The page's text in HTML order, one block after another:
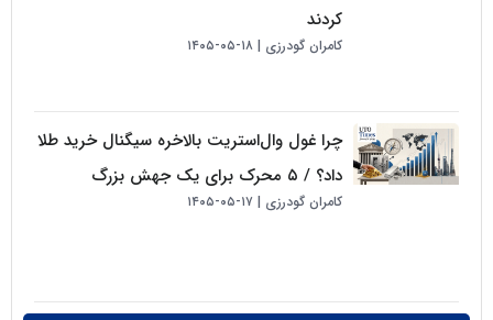
کامران گودرزی ۱۸-۰۵-۱۴۰۵
چرا غول وال‌استریت بالاخره سیگنال خرید طلا
داد؟ / ۵ محرک برای یک جهش بزرگ
کامران گودرزی ۱۷-۰۵-۱۴۰۵